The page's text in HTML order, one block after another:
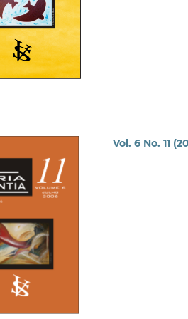
Vol. 6 No. 11